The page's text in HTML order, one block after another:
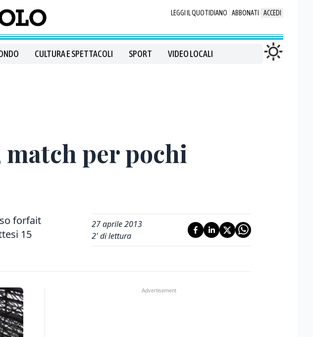
LEGGI IL QUOTIDIANO ABBONATI ACCEDI
CULTURA E SPETTACOLI SPORT VIDEO LOCALI
per pochi
forfait
15
27 aprile 2013
2' di lettura